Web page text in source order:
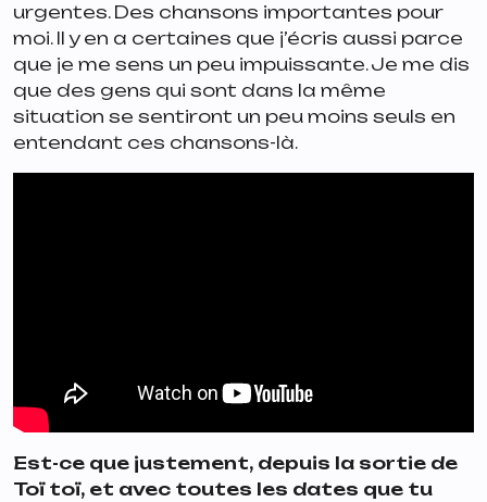
urgentes. Des chansons importantes pour
moi. Il y en a certaines que j’écris aussi parce
que je me sens un peu impuissante. Je me dis
que des gens qui sont dans la même
situation se sentiront un peu moins seuls en
entendant ces chansons-là.
Est-ce que justement, depuis la sortie de
Toï toï, et avec toutes les dates que tu